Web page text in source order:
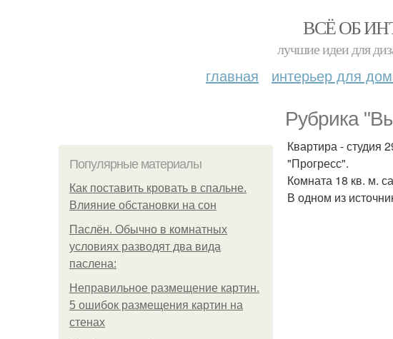
ВСЁ ОБ
лучшие идеи для
главная интерьер для
Рубрика
Популярные материалы
Как поставить кровать в спальне.
Влияние обстановки на сон
Паслён. Обычно в комнатных
условиях разводят два вида
паслена:
Неправильное размещение картин.
5 ошибок размещения картин на
стенах
Квартира - студия
"Прогресс".
Комната 18 кв. м.
В одном из